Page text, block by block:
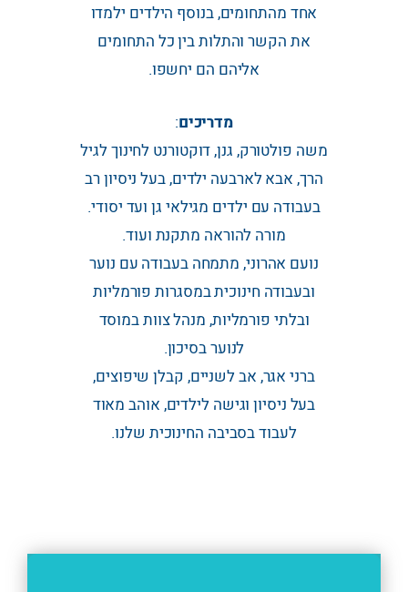
אחד מהתחומים, בנוסף הילדים ילמדו
את הקשר והתלות בין כל התחומים
אליהם הם יחשפו.
מדריכים:
משה פולטורק, גנן, דוקטורנט לחינוך לגיל
הרך, אבא לארבעה ילדים, בעל ניסיון רב
בעבודה עם ילדים מגילאי גן ועד יסודי.
מורה להוראה מתקנת ועוד.
נועם אהרוני, מתמחה בעבודה עם נוער
ובעבודה חינוכית במסגרות פורמליות
ובלתי פורמליות, מנהל צוות במוסד
לנוער בסיכון.
ברני אגר, אב לשניים, קבלן שיפוצים,
בעל ניסיון וגישה לילדים, אוהב מאוד
לעבוד בסביבה החינוכית שלנו.